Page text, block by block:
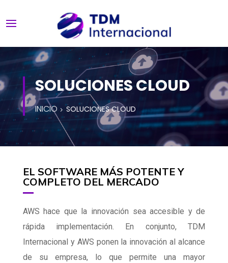
SOLUCIONES CLOUD
INICIO SOLUCIONES CLOUD
EL SOFTWARE MÁS POTENTE Y
COMPLETO DEL MERCADO
AWS hace que la innovación sea accesible y de
rápida implementación. En conjunto, TDM
Internacional y AWS ponen la innovación al alcance
de su empresa, lo que permite una mayor